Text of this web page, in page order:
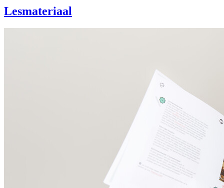
Lesmateriaal